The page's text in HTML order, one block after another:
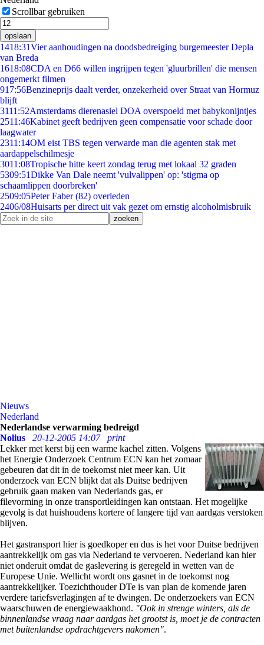
Scrollbar gebruiken
opslaan
1418:31Vier aanhoudingen na doodsbedreiging burgemeester Depla
van Breda
1618:08CDA en D66 willen ingrijpen tegen 'gluurbrillen' die mensen
ongemerkt filmen
917:56Benzineprijs daalt verder, onzekerheid over Straat van Hormuz
blijft
3111:52Amsterdams dierenasiel DOA overspoeld met babykonijntjes
2511:46Kabinet geeft bedrijven geen compensatie voor schade door
laagwater
2311:14OM eist TBS tegen verwarde man die agenten stak met
aardappelschilmesje
3011:08Tropische hitte keert zondag terug met lokaal 32 graden
5309:51Dikke Van Dale neemt 'vulvalippen' op: 'stigma op
schaamlippen doorbreken'
2509:05Peter Faber (82) overleden
2406/08Huisarts per direct uit vak gezet om ernstig alcoholmisbruik
Nieuws
Nederland
Nederlandse verwarming bedreigd
Nolius
20-12-2005 14:07
print
Lekker met kerst bij een warme kachel zitten. Volgens
het Energie Onderzoek Centrum ECN kan het zomaar
gebeuren dat dit in de toekomst niet meer kan. Uit
onderzoek van ECN blijkt dat als Duitse bedrijven
gebruik gaan maken van Nederlands gas, er
filevorming in onze transportleidingen kan ontstaan. Het mogelijke
gevolg is dat huishoudens kortere of langere tijd van aardgas verstoken
blijven.
Het gastransport hier is goedkoper en dus is het voor Duitse bedrijven
aantrekkelijk om gas via Nederland te vervoeren. Nederland kan hier
niet onderuit omdat de gaslevering is geregeld in wetten van de
Europese Unie. Wellicht wordt ons gasnet in de toekomst nog
aantrekkelijker. Toezichthouder DTe is van plan de komende jaren
verdere tariefsverlagingen af te dwingen. De onderzoekers van ECN
waarschuwen de energiewaakhond. "Ook in strenge winters, als de
binnenlandse vraag naar aardgas het grootst is, moet je de contracten
met buitenlandse opdrachtgevers nakomen".